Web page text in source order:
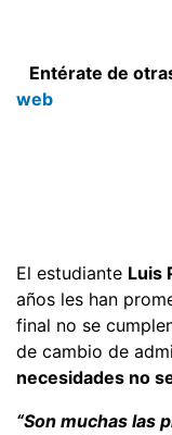
Entérate de
web
El estudiante Luis
años les han
final no se
de cambio de
necesidades no
“Son muchas las